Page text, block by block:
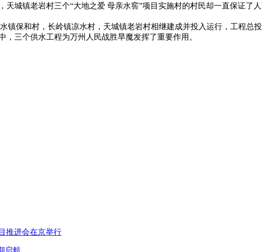
城镇老岩村三个“大地之爱 母亲水窖”项目实施村的村民却一直保证了
保和村，长岭镇凉水村，天城镇老岩村相继建成并投入运行，工程总
，三个供水工程为万州人民战胜旱魔发挥了重要作用。
推进会在京举行